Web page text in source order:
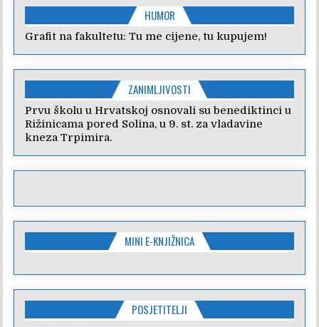
HUMOR
Grafit na fakultetu: Tu me cijene, tu kupujem!
ZANIMLJIVOSTI
Prvu školu u Hrvatskoj osnovali su benediktinci u
Rižinicama pored Solina, u 9. st. za vladavine
kneza Trpimira.
MINI E-KNJIŽNICA
POSJETITELJI